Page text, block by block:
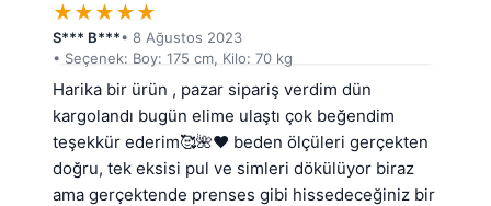
★★★★★
S*** B***• 8 Ağustos 2023
• Seçenek: Boy: 175 cm, Kilo: 70 kg
Harika bir ürün , pazar sipariş verdim dün
kargolandı bugün elime ulaştı çok beğendim
teşekkür ederim🥰🌺❤️ beden ölçüleri gerçekten
doğru, tek eksisi pul ve simleri dökülüyor biraz
ama gerçektende prenses gibi hissedeceğiniz bir